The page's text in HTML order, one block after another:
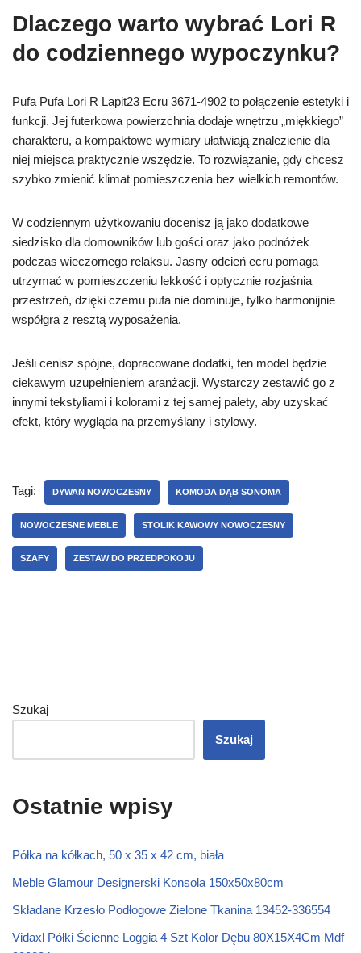
Dlaczego warto wybrać Lori R
do codziennego wypoczynku?
Pufa Pufa Lori R Lapit23 Ecru 3671-4902 to połączenie estetyki i
funkcji. Jej futerkowa powierzchnia dodaje wnętrzu „miękkiego”
charakteru, a kompaktowe wymiary ułatwiają znalezienie dla
niej miejsca praktycznie wszędzie. To rozwiązanie, gdy chcesz
szybko zmienić klimat pomieszczenia bez wielkich remontów.
W codziennym użytkowaniu docenisz ją jako dodatkowe
siedzisko dla domowników lub gości oraz jako podnóżek
podczas wieczornego relaksu. Jasny odcień ecru pomaga
utrzymać w pomieszczeniu lekkość i optycznie rozjaśnia
przestrzeń, dzięki czemu pufa nie dominuje, tylko harmonijnie
współgra z resztą wyposażenia.
Jeśli cenisz spójne, dopracowane dodatki, ten model będzie
ciekawym uzupełnieniem aranżacji. Wystarczy zestawić go z
innymi tekstyliami i kolorami z tej samej palety, aby uzyskać
efekt, który wygląda na przemyślany i stylowy.
Tagi: DYWAN NOWOCZESNY KOMODA DĄB SONOMA
NOWOCZESNE MEBLE STOLIK KAWOWY NOWOCZESNY
SZAFY ZESTAW DO PRZEDPOKOJU
Szukaj
Szukaj
Ostatnie wpisy
Półka na kółkach, 50 x 35 x 42 cm, biała
Meble Glamour Designerski Konsola 150x50x80cm
Składane Krzesło Podłogowe Zielone Tkanina 13452-336554
Vidaxl Półki Ścienne Loggia 4 Szt Kolor Dębu 80X15X4Cm Mdf